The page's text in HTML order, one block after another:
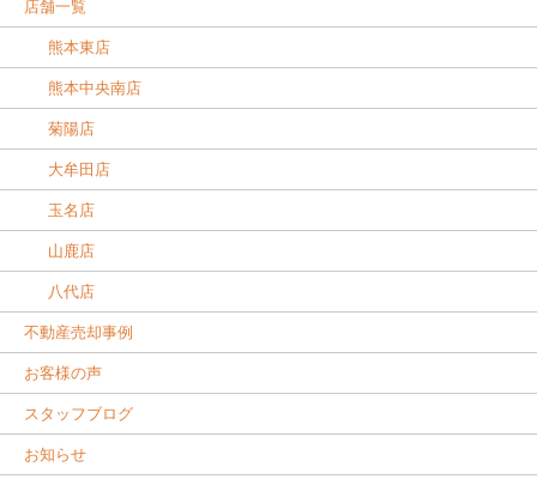
店舗一覧
熊本東店
熊本中央南店
菊陽店
大牟田店
玉名店
山鹿店
八代店
不動産売却事例
お客様の声
スタッフブログ
お知らせ